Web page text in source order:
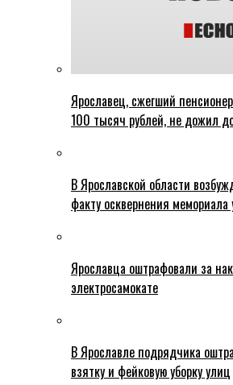
Ярославец, сжегший
100 тысяч рублей, не дожил
В Ярославской области
факту осквернения мемориала
Ярославца оштрафовали за
электросамокате
В Ярославле подрядчика
взятку и фейковую уборку улиц